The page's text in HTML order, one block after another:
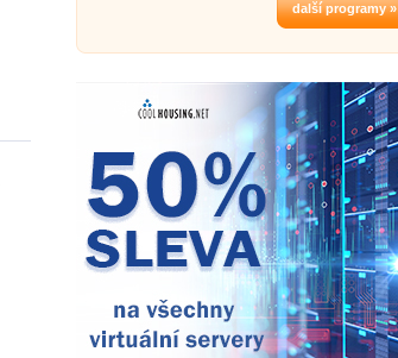
další programy »